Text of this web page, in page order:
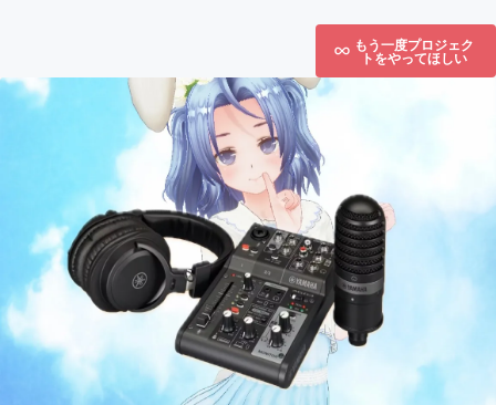
もう一度プロジェク
トをやってほしい